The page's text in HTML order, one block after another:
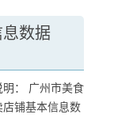
数据
明： 广州市美食
店铺基本信息数